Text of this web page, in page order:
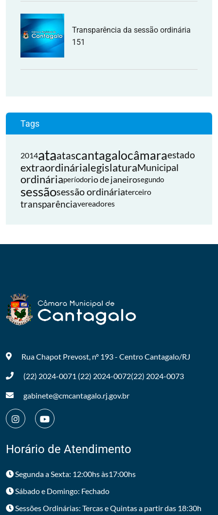
Transparência da sessão ordinária
151
Tags
2014ataatascantagalocâmaraestado
extraordinárialegislaturaMunicipal
ordináriaperíodorio de janeirosegundo
sessãosessão ordináriaterceiro
transparênciavereadores
Rua Chapot Prevost, nº 193 - CentroCantagalo/RJ
(22) 2024-0071 (22) 2024-0072(22) 2024-0073
gabinete@cmcantagalo.rj.gov.br
Horário de Atendimento
Segunda a Sexta: 12:00hs às17:00hs
Sábado e Domingo: Fechado
Sessões Ordinárias: Tercas e Quintas a partir das 18:30h